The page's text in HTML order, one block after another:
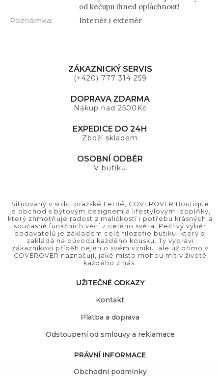
od kečupu ihned opláchnout!
Poznámka: Interiér i exteriér
ZÁKAZNICKÝ SERVIS
(+420) 777 314 259
DOPRAVA ZDARMA
Nákup nad 2500Kč
EXPEDICE DO 24H
Zboží skladem
OSOBNÍ ODBĚR
V butiku
Situovaný v srdci pražské Letné, COVEROVER Boutique
je obchod s bytovým designem a lifestylovými doplňky,
který zhmotňuje radost z maličkostí i potřebu krásných a
současně funkčních věcí z celého světa. Pečlivý výběr
dodavatelů je základem celé filozofie butiku, který si
zakládá na původu každého kousku. Ty vypráví
zákazníkovi příběh nejen o svém vzniku, ale už přímo v
COVEROVER naznačují, jaké místo mohou mít v životě
každého z nás.
UŽITEČNÉ ODKAZY
Kontakt
Platba a doprava
Odstoupení od smlouvy a reklamace
PRÁVNÍ INFORMACE
Obchodní podmínky